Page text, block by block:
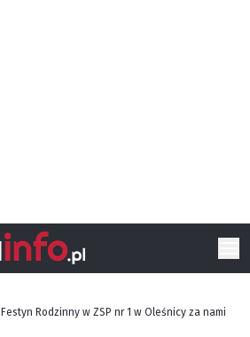
Festyn Rodzinny w ZSP nr 1 w Oleśnicy za nami